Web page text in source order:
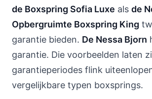
de Boxspring Sofia Luxe als de
Opbergruimte Boxspring King
garantie bieden. De Nessa Bjorn
garantie. Die voorbeelden laten
garantieperiodes flink
vergelijkbare typen boxsprings.